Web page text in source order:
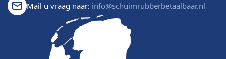
Mail u vraag naar: info@schuimrubberbetaalbaar.nl